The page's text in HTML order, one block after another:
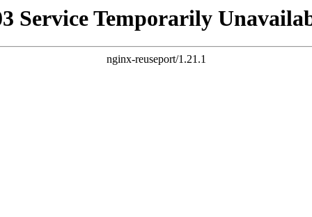
Service Temporarily
nginx-reuseport/1.21.1